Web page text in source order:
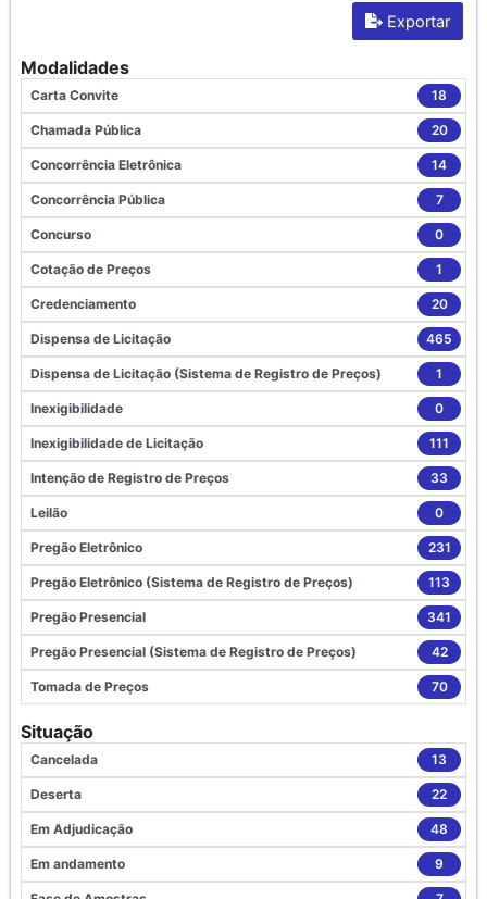
Exportar
Modalidades
Carta Convite 18
Chamada Pública 20
Concorrência Eletrônica 14
Concorrência Pública 7
Concurso 0
Cotação de Preços 1
Credenciamento 20
Dispensa de Licitação 465
Dispensa de Licitação (Sistema de Registro de Preços) 1
Inexigibilidade 0
Inexigibilidade de Licitação 111
Intenção de Registro de Preços 33
Leilão 0
Pregão Eletrônico 231
Pregão Eletrônico (Sistema de Registro de Preços) 113
Pregão Presencial 341
Pregão Presencial (Sistema de Registro de Preços) 42
Tomada de Preços 70
Situação
Cancelada 13
Deserta 22
Em Adjudicação 48
Em andamento 9